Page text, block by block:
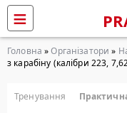
Головна »Організатори »
з карабіну (калібри 223,
Тренування